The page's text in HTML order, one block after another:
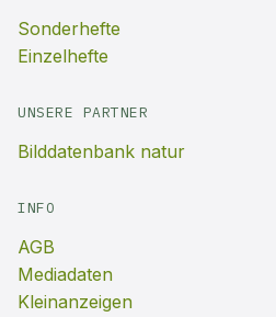
Sonderhefte
Einzelhefte
UNSERE PARTNER
Bilddatenbank natur
INFO
AGB
Mediadaten
Kleinanzeigen